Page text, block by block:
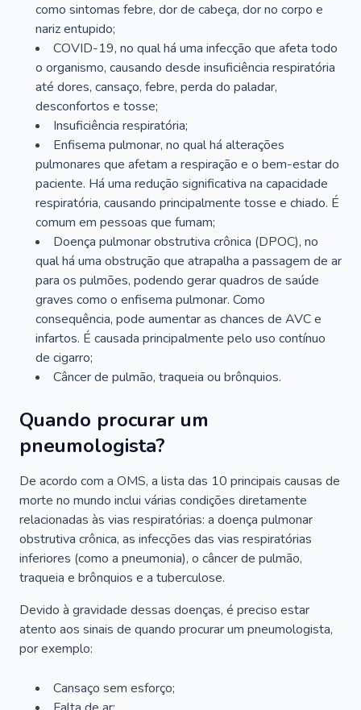
como sintomas febre, dor de cabeça, dor no corpo e
nariz entupido;
COVID-19, no qual há uma infecção que afeta todo
o organismo, causando desde insuficiência respiratória
até dores, cansaço, febre, perda do paladar,
desconfortos e tosse;
Insuficiência respiratória;
Enfisema pulmonar, no qual há alterações
pulmonares que afetam a respiração e o bem-estar do
paciente. Há uma redução significativa na capacidade
respiratória, causando principalmente tosse e chiado. É
comum em pessoas que fumam;
Doença pulmonar obstrutiva crônica (DPOC), no
qual há uma obstrução que atrapalha a passagem de ar
para os pulmões, podendo gerar quadros de saúde
graves como o enfisema pulmonar. Como
consequência, pode aumentar as chances de AVC e
infartos. É causada principalmente pelo uso contínuo
de cigarro;
Câncer de pulmão, traqueia ou brônquios.
Quando procurar um
pneumologista?
De acordo com a OMS, a lista das 10 principais causas de
morte no mundo inclui várias condições diretamente
relacionadas às vias respiratórias: a doença pulmonar
obstrutiva crônica, as infecções das vias respiratórias
inferiores (como a pneumonia), o câncer de pulmão,
traqueia e brônquios e a tuberculose.
Devido à gravidade dessas doenças, é preciso estar
atento aos sinais de quando procurar um pneumologista,
por exemplo:
Cansaço sem esforço;